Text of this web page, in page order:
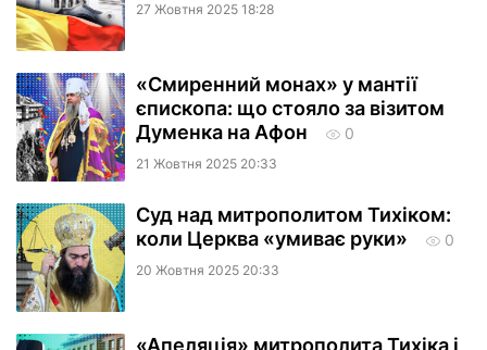
27 Жовтня 2025 18:28
«Смиренний монах» у мантії
єпископа: що стояло за візитом
Думенка на Афон
0
21 Жовтня 2025 20:33
Суд над митрополитом Тихіком:
коли Церква «умиває руки»
0
20 Жовтня 2025 20:33
«Апеляція» митрополита Тихіка і